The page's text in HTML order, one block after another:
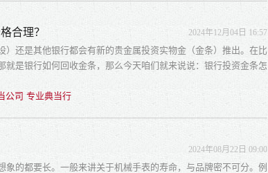
合理？ 2024年12月04日 16:57
还是其他银行都会有新的贵金属投资实物金（金条）推出。在比
是银行如何回收金条，那么今天咱们就来说说：银行投资金条怎
公司 专业典当行
2024年08月22日 09:00
的都要长。一般来讲关于机械手表的寿命，与品牌密不可分。例